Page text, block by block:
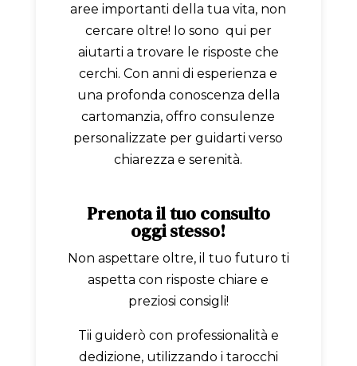
aree importanti della tua vita, non
cercare oltre! Io sono qui per
aiutarti a trovare le risposte che
cerchi. Con anni di esperienza e
una profonda conoscenza della
cartomanzia, offro consulenze
personalizzate per guidarti verso
chiarezza e serenità.
Prenota il tuo consulto
oggi stesso!
Non aspettare oltre, il tuo futuro ti
aspetta con risposte chiare e
preziosi consigli!
Tii guiderò con professionalità e
dedizione, utilizzando i tarocchi